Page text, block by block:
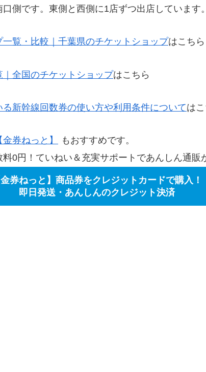
側です。東側と西側に1店ずつ出店しています。
覧・比較｜千葉県のチケットショップはこちら
全国のチケットショップはこちら
新幹線回数券の使い方や利用条件については
金券ねっと】
もおすすめです。
0円！ていねい＆充実サポートであんしん通販
金券ねっと】商品券をクレジットカードで購入！
即日発送・あんしんのクレジット決済